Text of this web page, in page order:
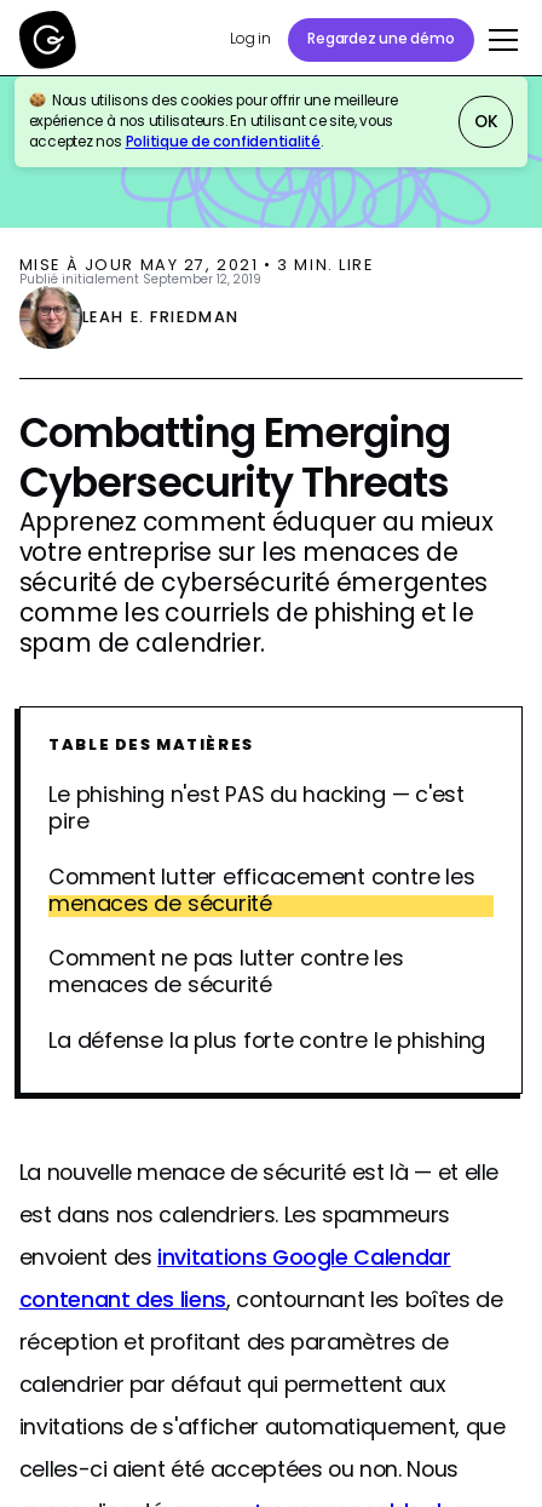
Log in Regardez une démo
Nous utilisons des cookies pour offrir une meilleure
expérience à nos utilisateurs. En utilisant ce site, vous
acceptez nos Politique de confidentialité.
OK
BLOG THOUGHT LEADERSHIP
MISE À JOUR MAY 27, 2021 • 3 MIN. LIRE
Publié initialement September 12, 2019
LEAH E. FRIEDMAN
Combatting Emerging
Cybersecurity Threats
Apprenez comment éduquer au mieux
votre entreprise sur les menaces de
sécurité de cybersécurité émergentes
comme les courriels de phishing et le
spam de calendrier.
TABLE DES MATIÈRES
Le phishing n'est PAS du hacking — c'est
pire
Comment lutter efficacement contre les
menaces de sécurité
Comment ne pas lutter contre les
menaces de sécurité
La défense la plus forte contre le phishing
La nouvelle menace de sécurité est là — et elle
est dans nos calendriers. Les spammeurs
envoient des invitations Google Calendar
contenant des liens, contournant les boîtes de
réception et profitant des paramètres de
calendrier par défaut qui permettent aux
invitations de s'afficher automatiquement, que
celles-ci aient été acceptées ou non. Nous